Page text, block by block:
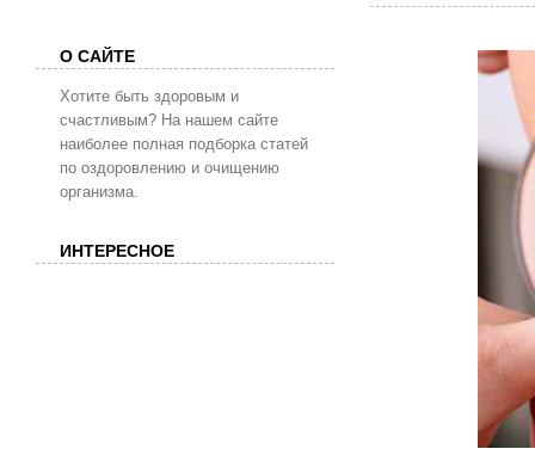
О САЙТЕ
Хотите быть здоровым и
счастливым? На нашем сайте
наиболее полная подборка статей
по оздоровлению и очищению
организма.
ИНТЕРЕСНОЕ